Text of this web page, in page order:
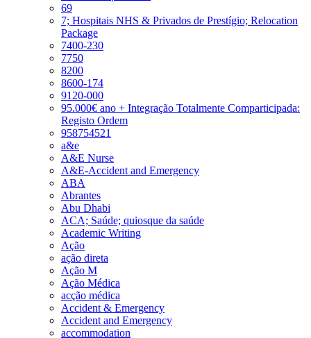
69
7; Hospitais NHS & Privados de Prestígio; Relocation
Package
7400-230
7750
8200
8600-174
9120-000
95.000€ ano + Integração Totalmente Comparticipada:
Registo Ordem
958754521
a&e
A&E Nurse
A&E-Accident and Emergency
ABA
Abrantes
Abu Dhabi
ACA; Saúde; quiosque da saúde
Academic Writing
Ação
ação direta
Ação M
Ação Médica
acção médica
Accident & Emergency
Accident and Emergency
accommodation